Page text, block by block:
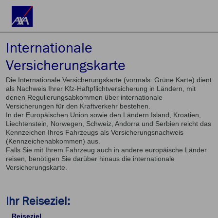
Internationale
Versicherungskarte
Die Internationale Versicherungskarte (vormals: Grüne Karte) dient
als Nachweis Ihrer Kfz-Haftpflichtversicherung in Ländern, mit
denen Regulierungsabkommen über internationale
Versicherungen für den Kraftverkehr bestehen.
In der Europäischen Union sowie den Ländern Island, Kroatien,
Liechtenstein, Norwegen, Schweiz, Andorra und Serbien reicht das
Kennzeichen Ihres Fahrzeugs als Versicherungsnachweis
(Kennzeichenabkommen) aus.
Falls Sie mit Ihrem Fahrzeug auch in andere europäische Länder
reisen, benötigen Sie darüber hinaus die internationale
Versicherungskarte.
Ihr Reiseziel:
Reiseziel